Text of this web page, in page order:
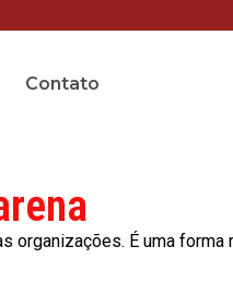
Contato
organizações. É uma forma